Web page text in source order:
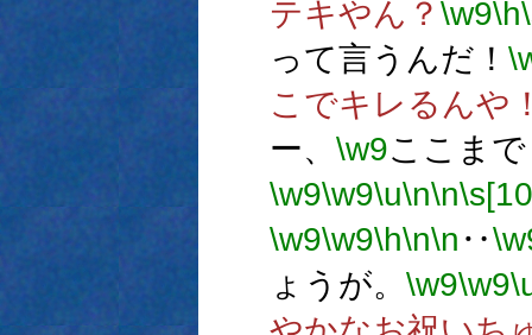
テキやん？ \w9\h
って言うんだ！
こでキレるんや
ー、 \w9ここま
\w9\w9\u\n\n
\w9\w9\h\n\n ‥
ょうが。 \w9\w9